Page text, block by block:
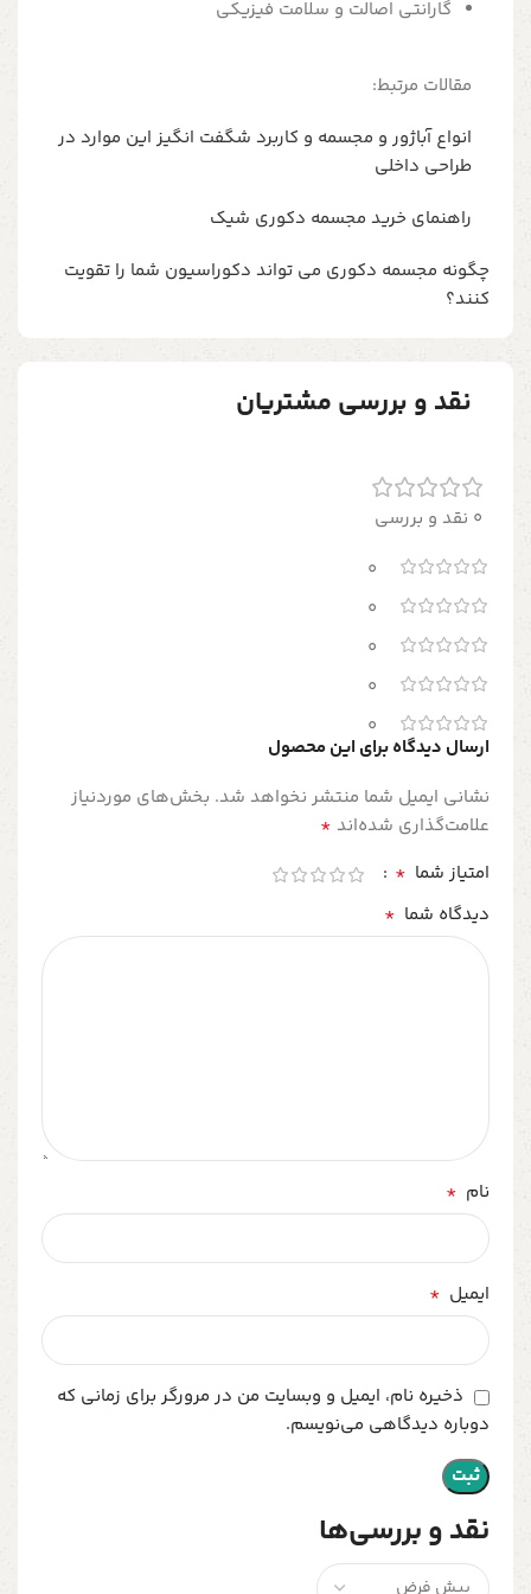
گارانتی اصالت و سلامت فیزیکی
مقالات مرتبط:
انواع آباژور و مجسمه و کاربرد شگفت انگیز این موارد در
طراحی داخلی
راهنمای خرید مجسمه دکوری شیک
چگونه مجسمه دکوری می تواند دکوراسیون شما را تقویت
کنند؟
نقد و بررسی مشتریان
0 نقد و بررسی
0
0
0
0
0
نقد و بررسی‌ها
ارسال دیدگاه برای این محصول
نشانی ایمیل شما منتشر نخواهد شد. بخش‌های موردنیاز
علامت‌گذاری شده‌اند *
امتیاز شما *
دیدگاه شما *
نام *
ایمیل *
ذخیره نام، ایمیل و وبسایت من در مرورگر برای زمانی که
دوباره دیدگاهی می‌نویسم.